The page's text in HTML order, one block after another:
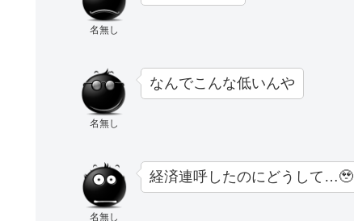
名無し
名無し
なんでこんな低いんや
名無し
経済連呼したのにどうして…🥹